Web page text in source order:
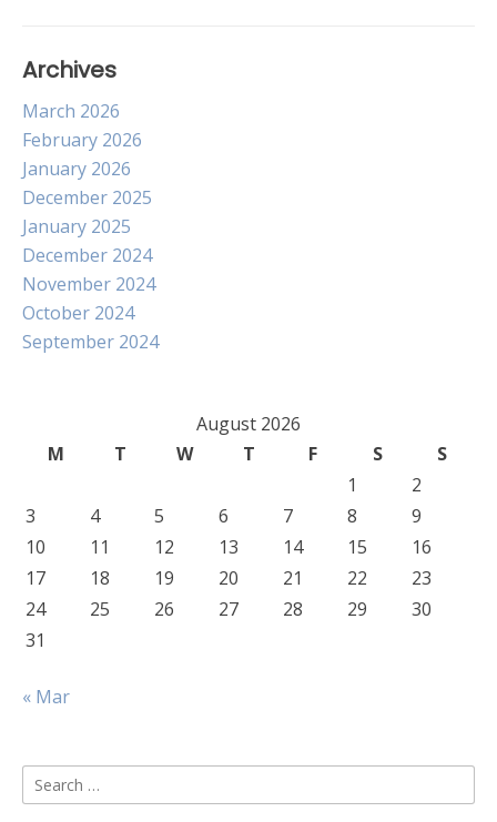
Archives
March 2026
February 2026
January 2026
December 2025
January 2025
December 2024
November 2024
October 2024
September 2024
August 2026
M
T W T F S
S
1
2
3
4 5 6 7 8
9
10
11 12 13 14 15
16
17
18 19 20 21 22
23
24
25 26 27 28 29
30
31
« Mar
Search
for: